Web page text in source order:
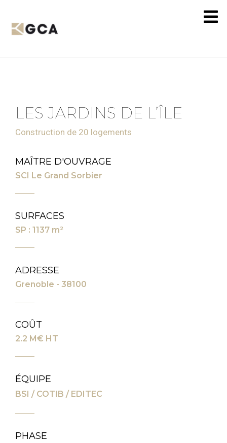
LES JARDINS DE L’ÎLE
Construction de 20 logements
MAÎTRE D'OUVRAGE
SCI Le Grand Sorbier
SURFACES
SP : 1137 m²
ADRESSE
Grenoble - 38100
COÛT
2.2 M€ HT
ÉQUIPE
BSI / COTIB / EDITEC
PHASE